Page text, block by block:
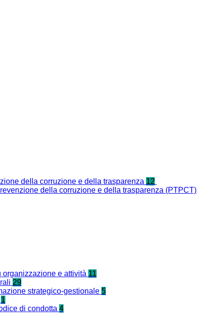
della corruzione e della trasparenza 12
della corruzione e della trasparenza (PTPCT)
organizzazione e attività 11
29
strategico-gestionale 5
1
di condotta 4